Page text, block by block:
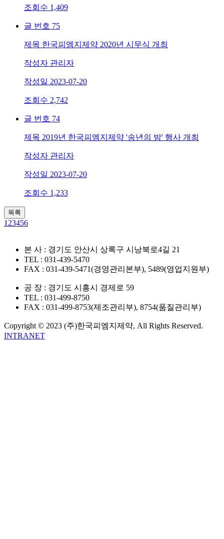
조회수 1,409
글 번호 75
제목 한국피엠지제약 2020년 시무식 개최
작성자 관리자
작성일 2023-07-20
조회수 2,742
글 번호 74
제목 2019년 한국피엠지제약 '송년의 밤' 행사 개최
작성자 관리자
작성일 2023-07-20
조회수 1,233
목록
1 23456
본 사 : 경기도 안산시 상록구 시낭북로4길 21
TEL : 031-439-5470
FAX : 031-439-5471(경영관리본부), 5489(영업지원부)
공 장 : 경기도 시흥시 경제로 59
TEL : 031-499-8750
FAX : 031-499-8753(제조관리부), 8754(품질관리부)
Copyright © 2023 (주)한국피엠지제약, All Rights Reserved.
INTRANET